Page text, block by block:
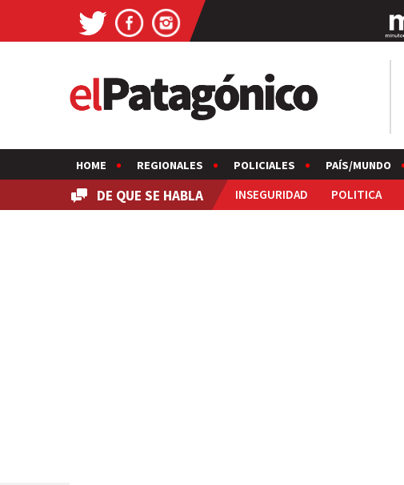
HOME REGIONALES POLICIALES PAÍS/MUNDO
DE QUE SE HABLA INSEGURIDAD POLITICA